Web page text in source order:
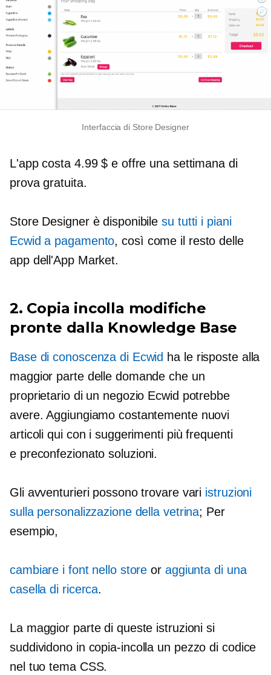
Interfaccia di Store Designer
L'app costa 4.99 $ e offre una settimana di
prova gratuita.
Store Designer è disponibilesu tutti i piani
Ecwid a pagamento, così come il resto delle
app dell'App Market.
2. Copia incolla modifiche
pronte dalla Knowledge Base
Base di conoscenza di Ecwid ha le risposte alla
maggior parte delle domande che un
proprietario di un negozio Ecwid potrebbe
avere. Aggiungiamo costantemente nuovi
articoli qui con i suggerimenti più frequenti
e preconfezionato soluzioni.
Gli avventurieri possono trovare vari istruzioni
sulla personalizzazione della vetrina; Per
esempio,
cambiare i font nello store or aggiunta di una
casella di ricerca.
La maggior parte di queste istruzioni si
suddividono in copia-incolla un pezzo di codice
nel tuo tema CSS.